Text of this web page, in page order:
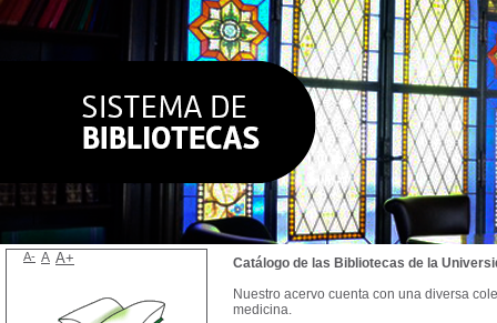
Catálogo de las Bibliotecas de la
Nuestro acervo cuenta con una diversa
medicina.
A- A A+